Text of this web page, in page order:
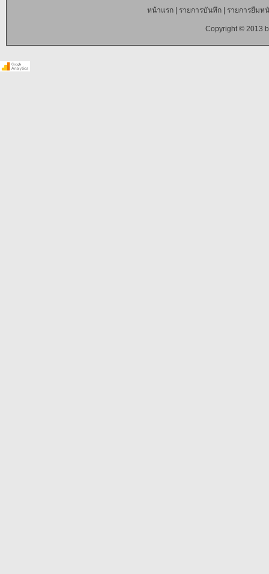
หน้าแรก| รายการบันทึก| รายการยืมห
Copyright © 2013